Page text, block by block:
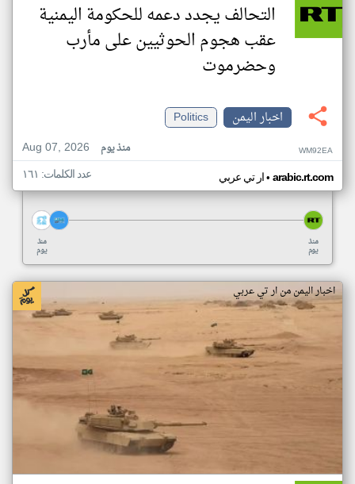
التحالف يجدد دعمه للحكومة اليمنية
عقب هجوم الحوثيين على مأرب
وحضرموت
اخبار اليمن
Politics
Aug 07, 2026
منذ يوم WM92EA
ار تي عربي• arabic.rt.com عدد الكلمات: ١٦١
منذ
يوم
منذ
يوم
اخبار اليمن من ار تي عربي